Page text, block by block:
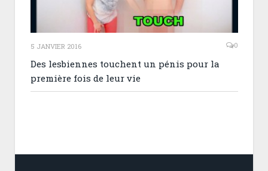
5 JANVIER 2016 0
Des lesbiennes touchent un pénis pour la
première fois de leur vie